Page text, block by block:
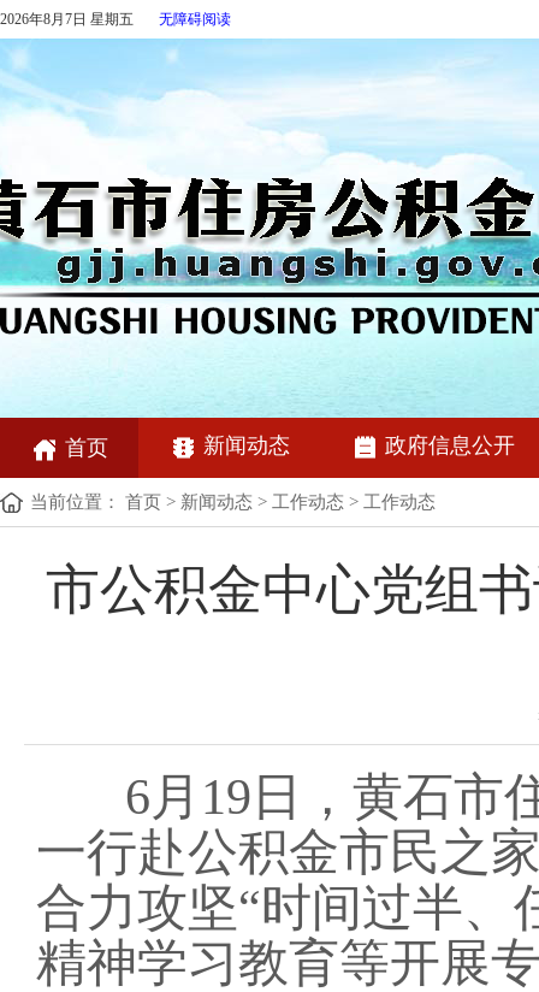
2026年8月7日 星期五 无障碍阅读
首页 新闻动态 政府信息公开
当前位置： 首页 > 新闻动态 > 工作动态 > 工作动态
市公积金中心党组
6月19日，黄石市
一行赴公积金市民之
合力攻坚“时间过半、
精神学习教育等开展